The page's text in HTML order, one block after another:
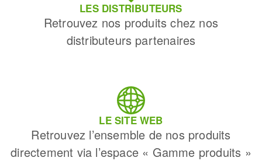
LES DISTRIBUTEURS
Retrouvez nos produits chez nos
distributeurs partenaires
LE SITE WEB
Retrouvez l’ensemble de nos produits
directement via l’espace « Gamme produits »